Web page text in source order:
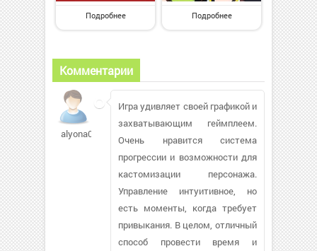
Подробнее Подробнее
Комментарии
alyona09
Игра удивляет своей графикой и
захватывающим геймплеем.
Очень нравится система
прогрессии и возможности для
кастомизации персонажа.
Управление интуитивное, но
есть моменты, когда требует
привыкания. В целом, отличный
способ провести время и